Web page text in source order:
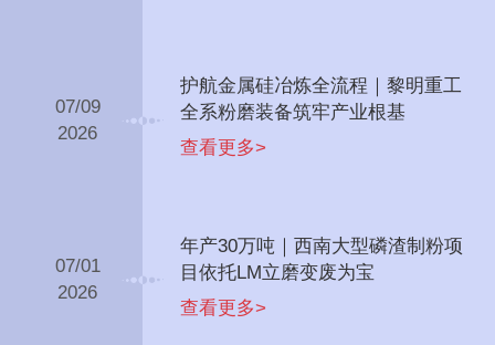
07/09
2026
护航金属硅冶炼全流程｜黎明重工
全系粉磨装备筑牢产业根基
查看更多>
07/01
2026
年产30万吨｜西南大型磷渣制粉项
目依托LM立磨变废为宝
查看更多>